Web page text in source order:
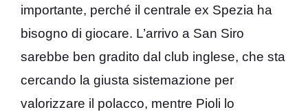
importante, perché il centrale ex Spezia ha
bisogno di giocare. L’arrivo a San Siro
sarebbe ben gradito dal club inglese, che sta
cercando la giusta sistemazione per
valorizzare il polacco, mentre Pioli lo